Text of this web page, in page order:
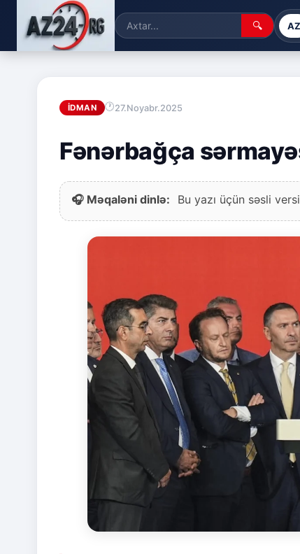
🔍 AZ
İDMAN 27.Noyabr.2025
Fənərbağça
🎧 Məqaləni dinlə: Bu yazı üçün səsli